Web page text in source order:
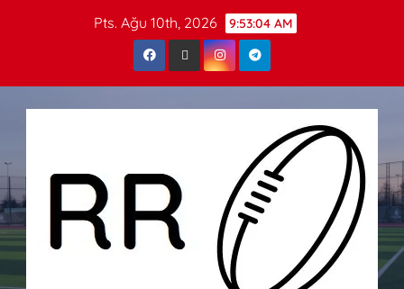
Pts. Ağu 10th, 2026 9:53:04 AM